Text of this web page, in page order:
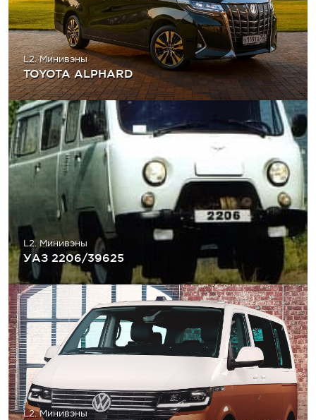
L2. Минивэны
TOYOTA ALPHARD
L2. Минивэны
УАЗ 2206/39625
L2. Минивэны